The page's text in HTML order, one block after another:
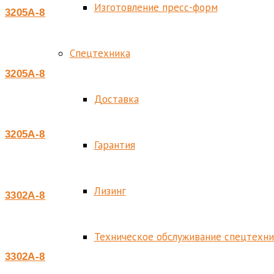
Изготовление пресс-форм
Спецтехника
Доставка
Гарантия
Лизинг
Техническое обслуживание
3205А-8101071
3205А-8101071
3205А-8101071
3302А-8101071-10
3302А-8101073-10